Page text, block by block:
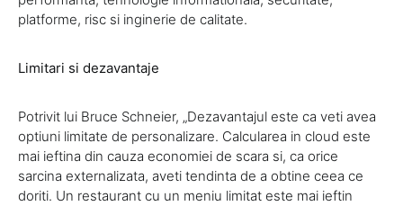
platforme, risc si inginerie de calitate.
Limitari si dezavantaje
Potrivit lui Bruce Schneier, „Dezavantajul este ca veti avea
optiuni limitate de personalizare. Calcularea in cloud este
mai ieftina din cauza economiei de scara si, ca orice
sarcina externalizata, aveti tendinta de a obtine ceea ce
doriti. Un restaurant cu un meniu limitat este mai ieftin